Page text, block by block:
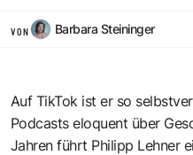
VON Barbara Steininger
Auf TikTok ist er so
Podcasts eloquent über
Jahren führt Philipp Lehner